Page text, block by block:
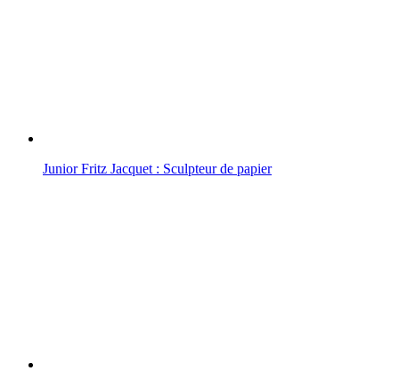
Junior Fritz Jacquet : Sculpteur de papier